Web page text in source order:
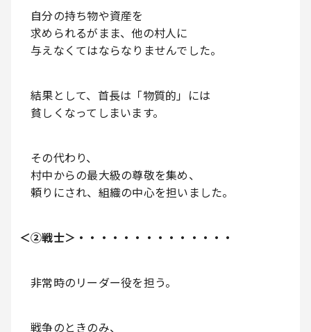
自分の持ち物や資産を
求められるがまま、他の村人に
与えなくてはならなりませんでした。
結果として、首長は「物質的」には
貧しくなってしまいます。
その代わり、
村中からの最大級の尊敬を集め、
頼りにされ、組織の中心を担いました。
＜②戦士＞・・・・・・・・・・・・・・
非常時のリーダー役を担う。
戦争のときのみ、